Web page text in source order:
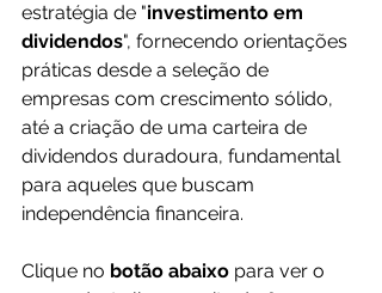
estratégia de "investimento em
dividendos", fornecendo orientações
práticas desde a seleção de
empresas com crescimento sólido,
até a criação de uma carteira de
dividendos duradoura, fundamental
para aqueles que buscam
independência financeira.
Clique no botão abaixo para ver o